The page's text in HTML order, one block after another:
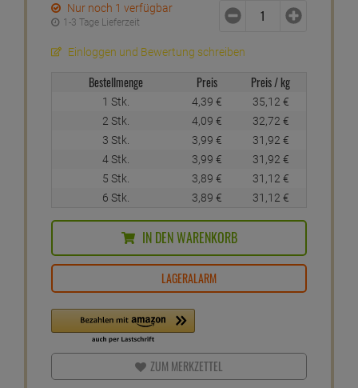
Nur noch 1 verfügbar
1-3 Tage Lieferzeit
Einloggen und Bewertung schreiben
Bestellmenge Preis Preis / kg
1 Stk. 4, 39 € 35, 12 €
2 Stk.
4, 09 € 32, 72 €
3 Stk.
3, 99 € 31, 92 €
4 Stk.
3, 99 € 31, 92 €
5 Stk.
3, 89 € 31, 12 €
6 Stk.
3, 89 € 31, 12 €
IN DEN WARENKORB
LAGERALARM
ZUM MERKZETTEL